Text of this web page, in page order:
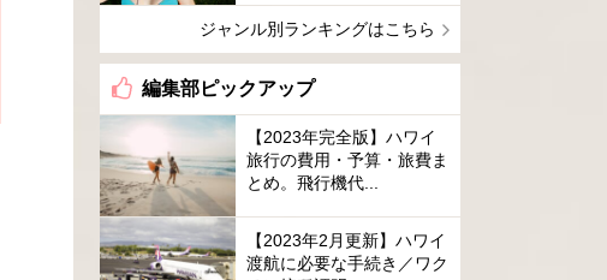
ジャンル別ランキングはこちら
編集部ピックアップ
【2023年完全版】ハワイ
旅行の費用・予算・旅費ま
とめ。飛行機代...
【2023年2月更新】ハワイ
渡航に必要な手続き／ワク